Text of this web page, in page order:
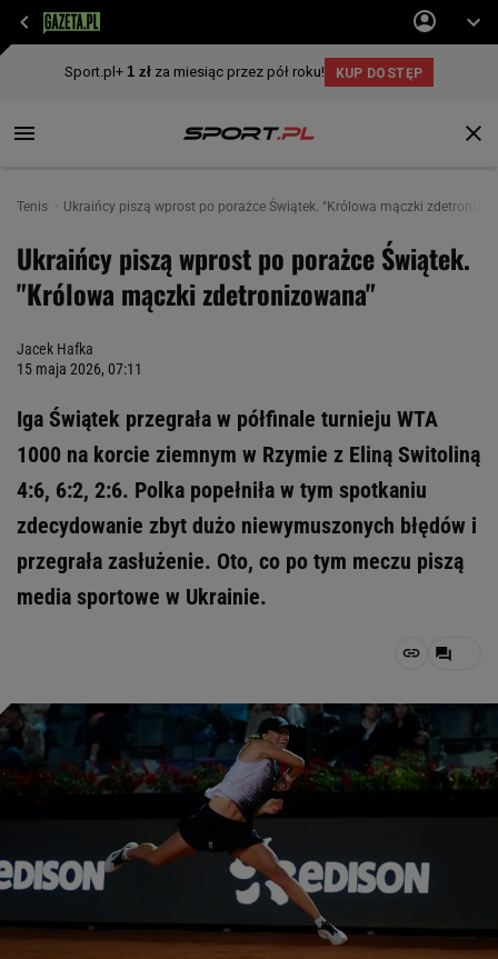
Tenis Ukraińcy piszą wprost po porażce Świątek. "Królowa mączki
Ukraińcy piszą wprost po porażce Świątek.
"Królowa mączki zdetronizowana"
Jacek Hafka
15 maja 2026, 07:11
Iga Świątek przegrała w półfinale turnieju WTA
1000 na korcie ziemnym w Rzymie z Eliną Switoliną
4:6, 6:2, 2:6. Polka popełniła w tym spotkaniu
zdecydowanie zbyt dużo niewymuszonych błędów i
przegrała zasłużenie. Oto, co po tym meczu piszą
media sportowe w Ukrainie.